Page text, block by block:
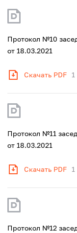
Протокол №10
от 18.03.2021
Скачать PDF 1
Протокол №11
от 18.03.2021
Скачать PDF 1
Протокол №12